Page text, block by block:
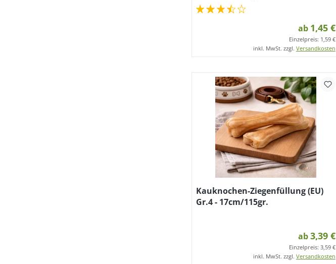
ab 1,45 €
Einzelpreis: 1,59 €
inkl. MwSt. zzgl. Versandkosten
Kauknochen-Ziegenfüllung (EU)
Gr.4 - 17cm/115gr.
ab3,39 €
Einzelpreis: 3,59 €
inkl. MwSt. zzgl. Versandkosten